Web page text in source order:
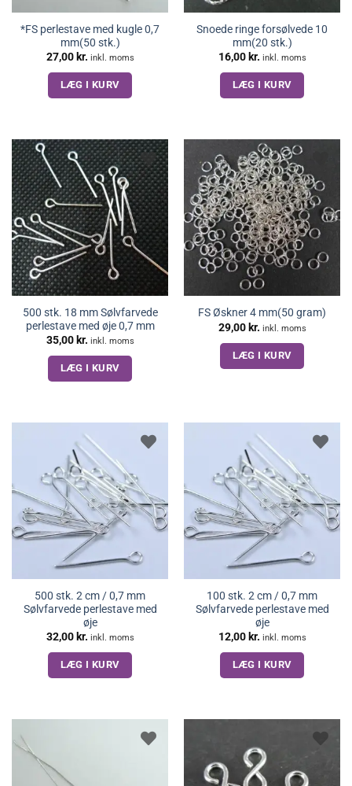
*FS perlestave med kugle 0,7
mm(50 stk.)
27,00 kr. inkl. moms
LÆG I KURV
Snoede ringe forsølvede 10
mm(20 stk.)
16,00 kr. inkl. moms
LÆG I KURV
500 stk. 18 mm Sølvfarvede
perlestave med øje 0,7 mm
35,00 kr. inkl. moms
LÆG I KURV
FS Øskner 4 mm(50 gram)
29,00 kr. inkl. moms
LÆG I KURV
500 stk. 2 cm / 0,7 mm
Sølvfarvede perlestave med
øje
32,00 kr. inkl. moms
LÆG I KURV
100 stk. 2 cm / 0,7 mm
Sølvfarvede perlestave med
øje
12,00 kr. inkl. moms
LÆG I KURV